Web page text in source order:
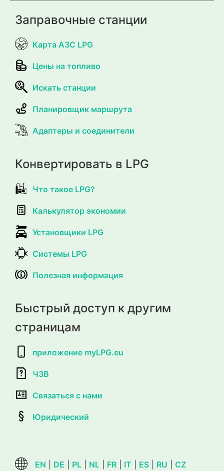
Заправочные станции
Карта АЗС LPG
Цены на топливо
Искать станции
Планировщик маршрута
Адаптеры и соединители
Конвертировать в LPG
Что такое LPG?
Калькулятор экономии
Установщики LPG
Системы LPG
Полезная информация
Быстрый доступ к другим
страницам
приложение myLPG.eu
ЧЗВ
Связаться с нами
Юридический
EN DE PL NL FR IT ES RU CZ